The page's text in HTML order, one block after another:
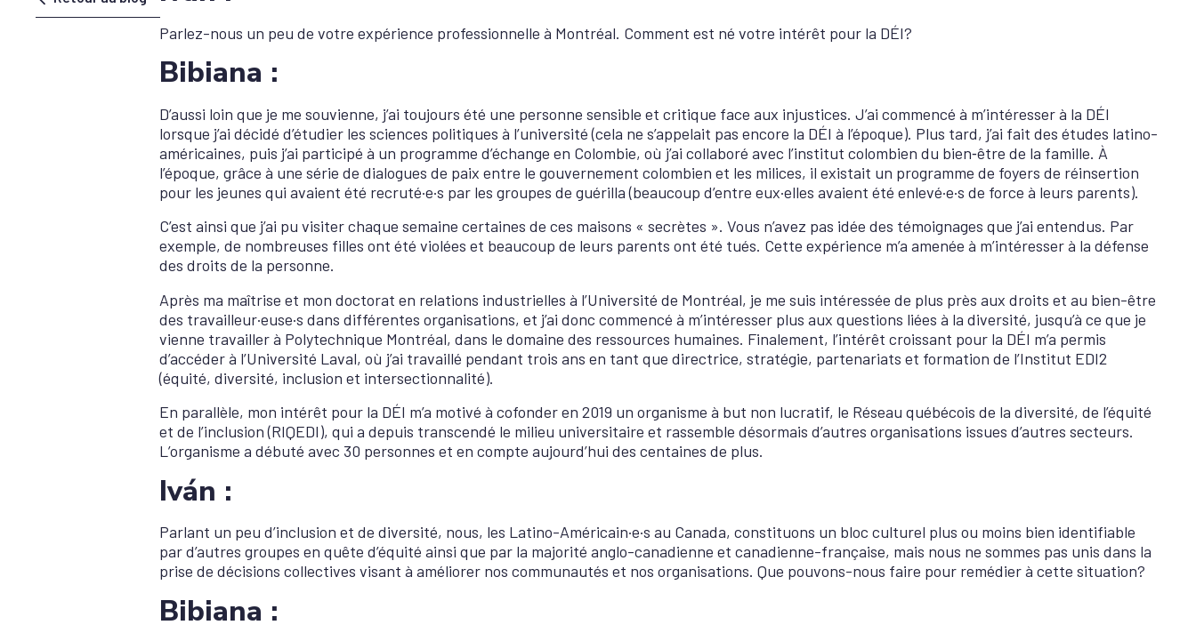
Parlez-nous un peu de votre expérience professionnelle à Montréal. Comment est né votre intérêt pour la DÉI?
Bibiana :
D’aussi loin que je me souvienne, j’ai toujours été une personne sensible et critique face aux injustices. J’ai commencé à m’intéresser à la DÉI
lorsque j’ai décidé d’étudier les sciences politiques à l’université (cela ne s’appelait pas encore la DÉI à l’époque). Plus tard, j’ai fait des études latino-
américaines, puis j’ai participé à un programme d’échange en Colombie, où j’ai collaboré avec l’institut colombien du bien‑être de la famille. À
l’époque, grâce à une série de dialogues de paix entre le gouvernement colombien et les milices, il existait un programme de foyers de réinsertion
pour les jeunes qui avaient été recruté·e·s par les groupes de guérilla (beaucoup d’entre eux·elles avaient été enlevé·e·s de force à leurs parents).
C’est ainsi que j’ai pu visiter chaque semaine certaines de ces maisons « secrètes ». Vous n’avez pas idée des témoignages que j’ai entendus. Par
exemple, de nombreuses filles ont été violées et beaucoup de leurs parents ont été tués. Cette expérience m’a amenée à m’intéresser à la défense
des droits de la personne.
Après ma maîtrise et mon doctorat en relations industrielles à l’Université de Montréal, je me suis intéressée de plus près aux droits et au bien-être
des travailleur·euse·s dans différentes organisations, et j’ai donc commencé à m’intéresser plus aux questions liées à la diversité, jusqu’à ce que je
vienne travailler à Polytechnique Montréal, dans le domaine des ressources humaines. Finalement, l’intérêt croissant pour la DÉI m’a permis
d’accéder à l’Université Laval, où j’ai travaillé pendant trois ans en tant que directrice, stratégie, partenariats et formation de l’Institut EDI2
(équité, diversité, inclusion et intersectionnalité).
En parallèle, mon intérêt pour la DÉI m’a motivé à cofonder en 2019 un organisme à but non lucratif, le Réseau québécois de la diversité, de l’équité
et de l’inclusion (RIQEDI), qui a depuis transcendé le milieu universitaire et rassemble désormais d’autres organisations issues d’autres secteurs.
L’organisme a débuté avec 30 personnes et en compte aujourd’hui des centaines de plus.
Iván :
Parlant un peu d’inclusion et de diversité, nous, les Latino-Américain·e·s au Canada, constituons un bloc culturel plus ou moins bien identifiable
par d’autres groupes en quête d’équité ainsi que par la majorité anglo-canadienne et canadienne-française, mais nous ne sommes pas unis dans la
prise de décisions collectives visant à améliorer nos communautés et nos organisations. Que pouvons-nous faire pour remédier à cette situation?
Bibiana :